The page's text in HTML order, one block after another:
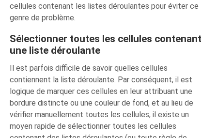
cellules contenant les listes déroulantes pour éviter ce
genre de problème.
Sélectionner toutes les cellules contenant
une liste déroulante
Il est parfois difficile de savoir quelles cellules
contiennent la liste déroulante. Par conséquent, il est
logique de marquer ces cellules en leur attribuant une
bordure distincte ou une couleur de fond, et au lieu de
vérifier manuellement toutes les cellules, il existe un
moyen rapide de sélectionner toutes les cellules